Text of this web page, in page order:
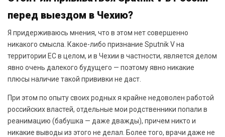
перед выездом в Чехию?
Я придерживаюсь мнения, что в этом нет совершенно
никакого смысла. Какое-либо признание Sputnik V на
территории ЕС в целом, и в Чехии в частности, является делом
явно очень далекого будущего — поэтому явно никакие
плюсы наличие такой прививки не даст.
При этом по опыту своих родных я крайне недоволен работой
российских властей, отдельные мои родственники попали в
реанимацию (бабушка — даже дважды), причем никто и
никакие выводы из этого не делал. Более того, врачи даже не